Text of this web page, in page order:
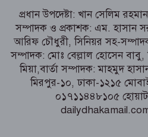
সৎ,
সাবরিনা
অনন্য এক নাম
নরসিংদীর
হত্যা
প্রধান উপদেষ্টা: খান সেলিম
সম্পাদক ও প্রকাশক: এম. হাসান
আরিফ চৌধুরী, সিনিয়র সহ-
সম্পাদক: মোঃ বেল্লাল হোসেন বাবু,
মিয়া,বার্তা সম্পাদক: মাহমুদ
মিরপুর-১০, ঢাকা-১২১৫
০১৭১১৪৪৮১০৫